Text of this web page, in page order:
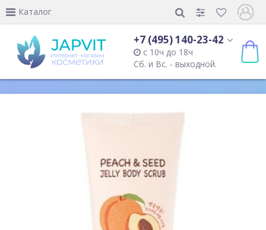
Каталог
+7 (495) 140-23-42
с 10ч до 18ч
Сб. и Вс. - выходной.